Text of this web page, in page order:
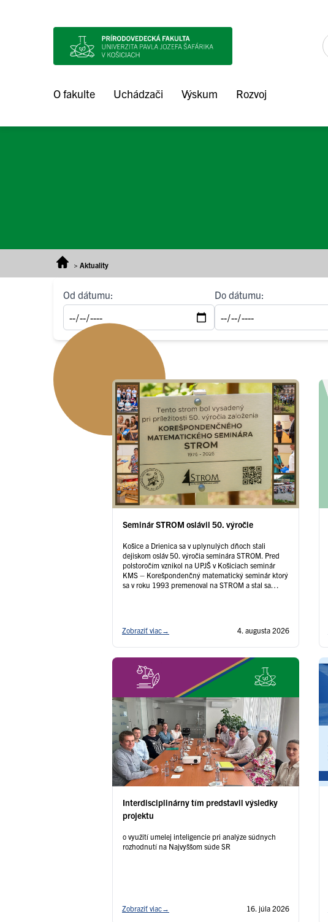
O fakulte Uchádzači Výskum Rozvoj
> Aktuality
Od dátumu: Do dátumu:
Seminár STROM oslávil 50. výročie
Košice a Drienica sa v uplynulých dňoch stali
dejiskom osláv 50. výročia seminára STROM. Pred
polstoročím vznikol na UPJŠ v Košiciach seminár
KMS – Korešpondenčný matematický seminár ktorý
sa v roku 1993 premenoval na STROM a stal sa
Zobraziť viac→ 4. augusta 2026
Interdisciplinárny tím predstavil výsledky
projektu
o využití umelej inteligencie pri analýze súdnych
rozhodnutí na Najvyššom súde SR
Zobraziť viac→ 16. júla 2026